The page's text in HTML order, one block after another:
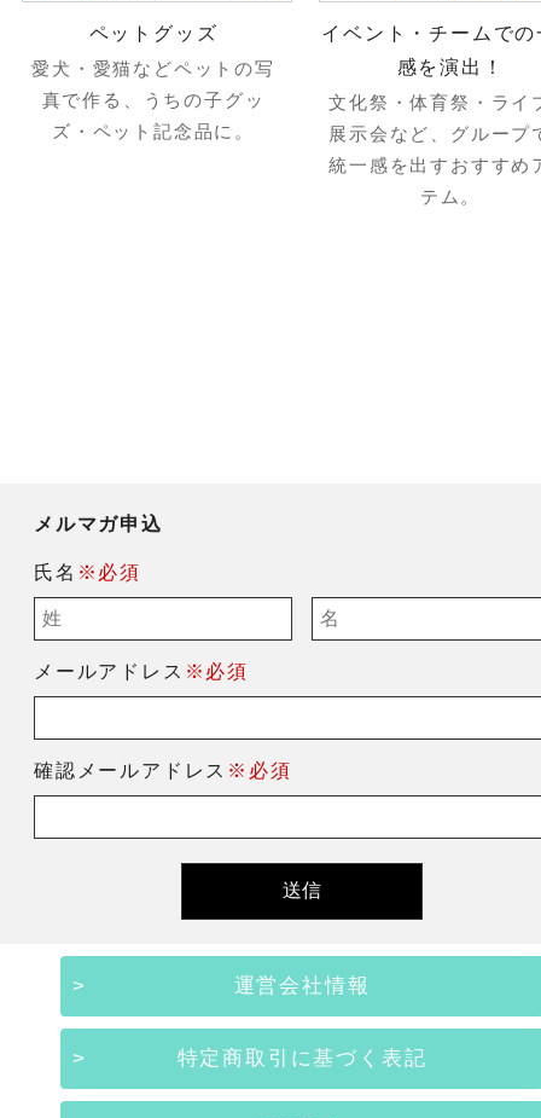
ペットグッズ
愛犬・愛猫などペットの写
真で作る、うちの子グッ
ズ・ペット記念品に。
イベント・チームでの
感を演出！
文化祭・体育祭・ライ
展示会など、グループ
統一感を出すおすすめ
テム。
メルマガ申込
氏名 ※必須
メールアドレス ※必須
確認メールアドレス ※必須
運営会社情報
特定商取引に基づく表記